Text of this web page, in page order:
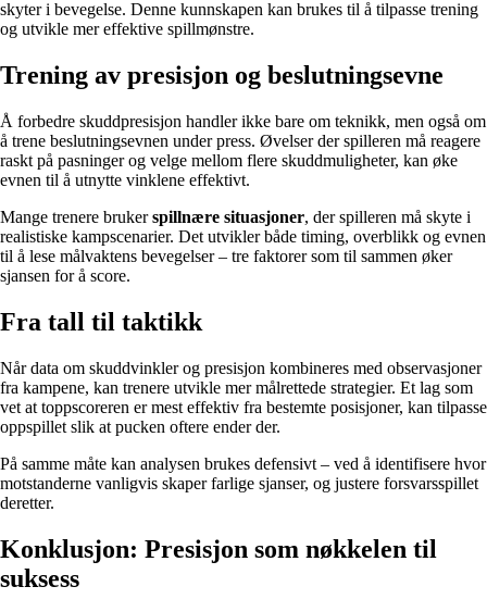
skyter i bevegelse. Denne kunnskapen kan brukes til å tilpasse trening
og utvikle mer effektive spillmønstre.
Trening av presisjon og beslutningsevne
Å forbedre skuddpresisjon handler ikke bare om teknikk, men også om
å trene beslutningsevnen under press. Øvelser der spilleren må reagere
raskt på pasninger og velge mellom flere skuddmuligheter, kan øke
evnen til å utnytte vinklene effektivt.
Mange trenere brukerspillnære situasjoner, der spilleren må skyte i
realistiske kampscenarier. Det utvikler både timing, overblikk og evnen
til å lese målvaktens bevegelser – tre faktorer som til sammen øker
sjansen for å score.
Fra tall til taktikk
Når data om skuddvinkler og presisjon kombineres med observasjoner
fra kampene, kan trenere utvikle mer målrettede strategier. Et lag som
vet at toppscoreren er mest effektiv fra bestemte posisjoner, kan tilpasse
oppspillet slik at pucken oftere ender der.
På samme måte kan analysen brukes defensivt – ved å identifisere hvor
motstanderne vanligvis skaper farlige sjanser, og justere forsvarsspillet
deretter.
Konklusjon: Presisjon som nøkkelen til
suksess